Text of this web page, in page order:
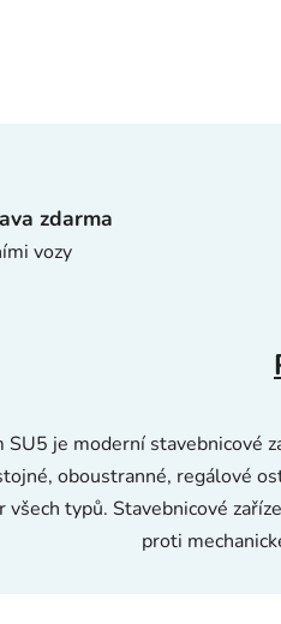
zdarma
vozy
SU5 je moderní stavebnicové
oboustranné, regálové
typů. Stavebnicové
proti